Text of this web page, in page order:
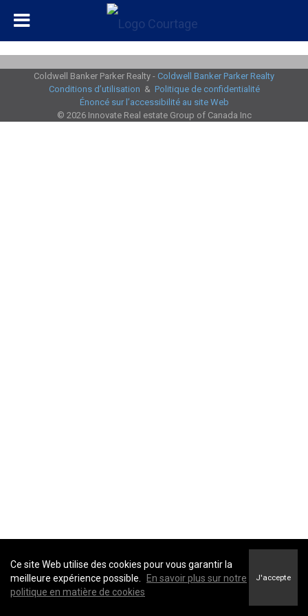
Coldwell Banker Parker Realty - Coldwell Banker Parker Realty
Conditions d’utilisation & Politique de confidentialité
Énoncé sur l’accessibilité au site Web
© 2026 Innovate Real estate Group of Canada Inc
Ce site Web utilise des cookies pour vous garantir la
meilleure expérience possible.
En savoir plus sur notre
politique en matière de cookies
J'accepte